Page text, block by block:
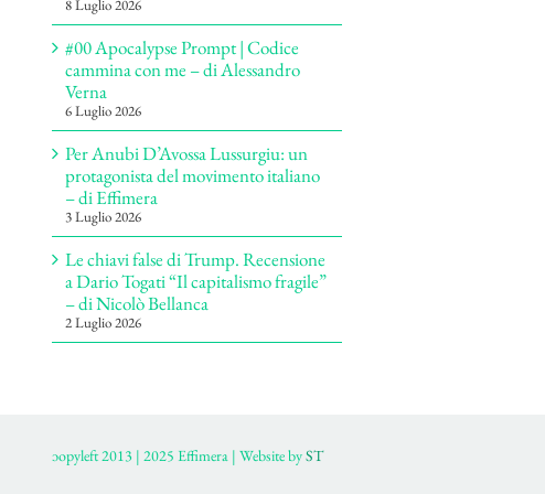
8 Luglio 2026
#00 Apocalypse Prompt | Codice
cammina con me – di Alessandro
Verna
6 Luglio 2026
Per Anubi D’Avossa Lussurgiu: un
protagonista del movimento italiano
– di Effimera
3 Luglio 2026
Le chiavi false di Trump. Recensione
a Dario Togati “Il capitalismo fragile”
– di Nicolò Bellanca
2 Luglio 2026
ɔopyleft 2013 | 2025 Effimera | Website byST